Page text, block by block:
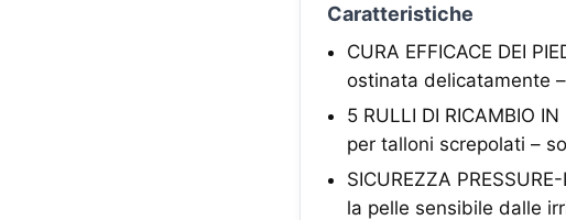
Caratteristiche
CURA EFFICACE DEI
ostinata delicatamente
5 RULLI DI RICAMBIO
per talloni screpolati –
SICUREZZA
la pelle sensibile dalle